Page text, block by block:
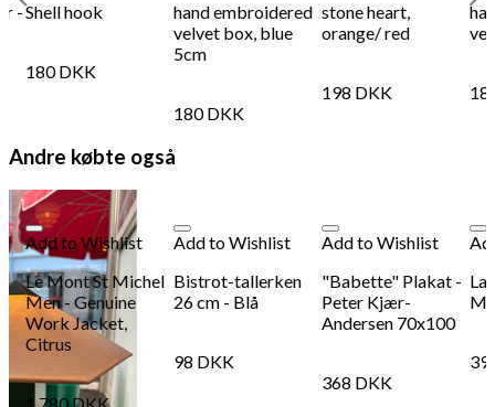
-Shell hook
180DKK
hand embroidered
velvet box, blue
5cm
180DKK
stone heart,
orange/ red
198 DKK
Andre købte også
Add to Wishlist
Le Mont St Michel
Men - Genuine
Work Jacket,
Citrus
Add to Wishlist
Bistrot-tallerken
26 cm - Blå
98 DKK
Add to Wishlist
"Babette" Plakat -
Peter Kjær-
Andersen 70x100
368 DKK